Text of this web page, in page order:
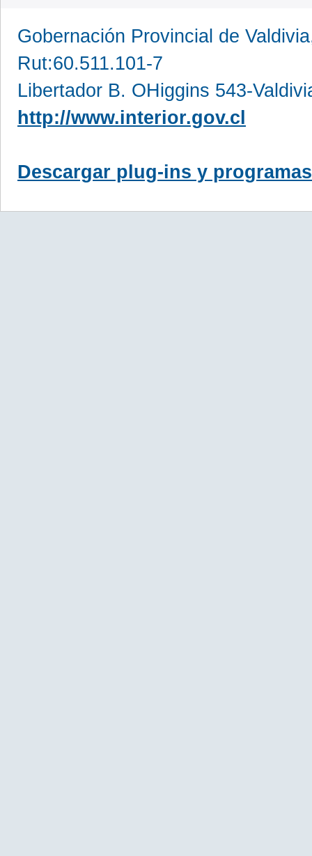
Gobernación Provincial de
Rut:60.511.101-7
Libertador B. OHiggins 543-
http://www.interior.gov.cl
Descargar plug-ins y